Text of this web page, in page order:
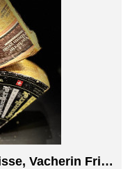
Fondue Suisse (Gruyère Suisse, Vacherin Fribourgeois)